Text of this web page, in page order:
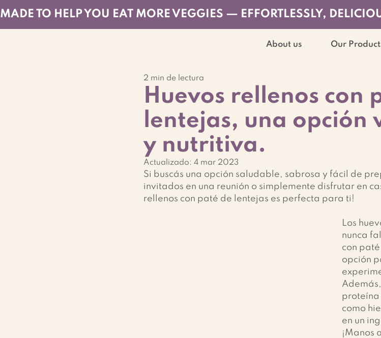
MADE TO HELP YOU EAT MORE VEGGIES — EFFORTLESSLY,
About us Our
Huevos rellenos con
lentejas, una opción
y nutritiva.
2 min de lectura
Actualizado: 4 mar 2023
Si buscás una opción saludable, sabrosa y fácil de
invitados en una reunión o simplemente disfrutar en
rellenos con paté de lentejas es perfecta para ti!
Los
nunca
con
opción
proteína
como
en un
¡Manos